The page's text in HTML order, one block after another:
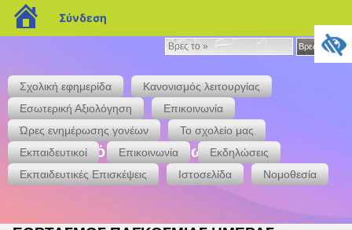
Βρες
»
Βρες το »
Σχολική εφημερίδα
Κανονισμός λειτουργίας
Εσωτερική Αξιολόγηση
Επικοινωνία
Ώρες ενημέρωσης γονέων
Το σχολείο μας
Εκπαιδευτικοί
Επικοινωνία
Εκδηλώσεις
Εκπαιδευτικές Επισκέψεις
Ιστοσελίδα Νομοθεσία
7ο Δημοτικό Σχολείο Άνω Λιοσίων
blogs.sch.gr
Σύνδεση